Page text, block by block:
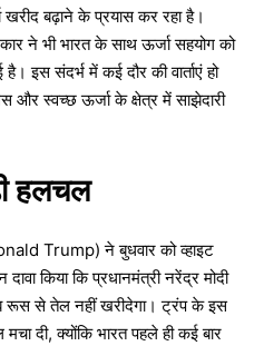
बढ़ाने के प्रयास कर रहा है।
ने भी भारत के साथ ऊर्जा सहयोग को
इस संदर्भ में कई दौर की वार्ताएं हो
और स्वच्छ ऊर्जा के क्षेत्र में साझेदारी
हलचल
Trump) ने बुधवार को व्हाइट
किया कि प्रधानमंत्री नरेंद्र मोदी
रूस से तेल नहीं खरीदेगा। ट्रंप के इस
दी, क्योंकि भारत पहले ही कई बार